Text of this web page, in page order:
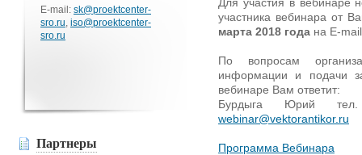
E-mail: sk@proektcenter-
sro.ru, iso@proektcenter-
sro.ru
Партнеры
участника вебинара от
марта 2018 года на E-
По вопросам
информации и подачи
вебинаре Вам ответит:
Бурдыга Юрий
webinar@vektorantikor.ru
Программа Вебинара